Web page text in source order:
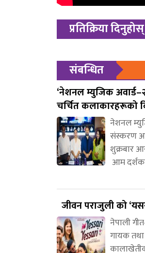
प्रतिक्रिया दिनुहोस्
संबन्धित
‘नेशनल म्युजिक
चर्चित कलाकारहरूको
नेशनल
संस्करण
शुक्रबार
आम
जीवन पराजुली को
नेपाली
गायक